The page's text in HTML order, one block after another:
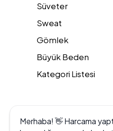
Süveter
Sweat
Gömlek
Büyük Beden
Kategori Listesi
Merhaba! 👋 Harcama